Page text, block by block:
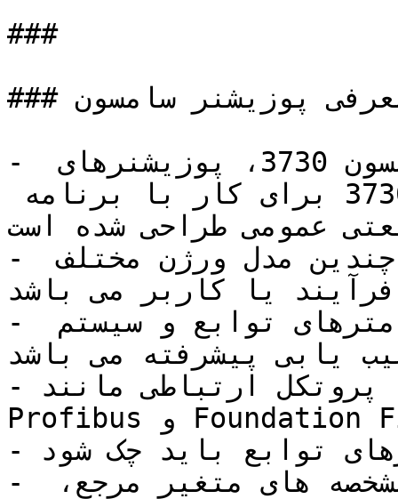
###
### معرفی پوزیشنر سامسون
- آی تو پی پوزیشنر سامسون 3730، پوزیشنرهای
عمومی طراحی شده است.
- این سری از پوزیشنرها شامل چندین مدل ورژن مختلف
یا کاربر می باشد.
- این محصول  شامل تمامی پارامترهای توابع و سیستم
یابی پیشرفته می باشد.
- مدل نامبرده پروتکل ارتباطی مانند HART ،
Profibus و Foundation Fieldbus را معرفی می کند.
- تمامی پارامترهای توابع باید چک شود.
- پارامترهای توابع شامل مشخصه های متغیر مرجع،